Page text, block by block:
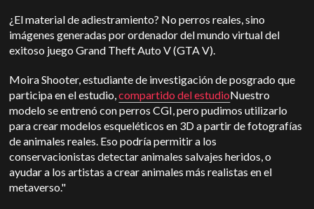
¿El material de adiestramiento? No perros reales, sino
imágenes generadas por ordenador del mundo virtual del
exitoso juego Grand Theft Auto V (GTA V).
Moira Shooter, estudiante de investigación de posgrado que
participa en el estudio,compartido del estudioNuestro
modelo se entrenó con perros CGI, pero pudimos utilizarlo
para crear modelos esqueléticos en 3D a partir de fotografías
de animales reales. Eso podría permitir a los
conservacionistas detectar animales salvajes heridos, o
ayudar a los artistas a crear animales más realistas en el
metaverso."